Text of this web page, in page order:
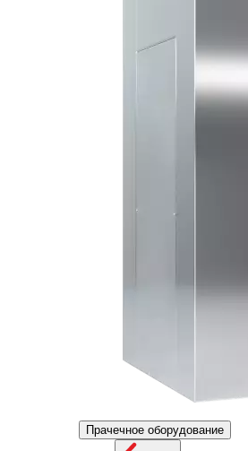
Прачечное оборудование